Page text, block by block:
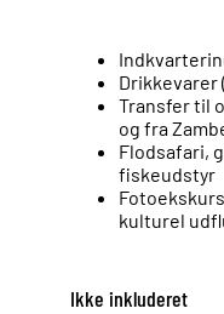
Drikkevarer
Transfer til
og fra
Flodsafari,
fiskeudstyr
kulturel
Ikke inkluderet